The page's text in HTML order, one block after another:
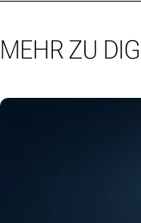
MEHR ZU